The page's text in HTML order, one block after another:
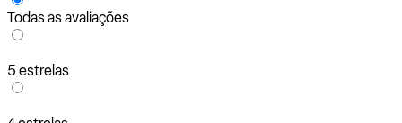
Todas as avaliações
5 estrelas